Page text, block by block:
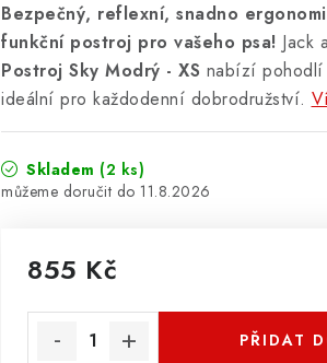
Bezpečný, reflexní, snadno
funkční postroj pro vašeho psa! Jack
Postroj Sky Modrý - XS nabízí pohodlí
ideální pro každodenní dobrodružství.
Skladem (2 ks)
11.8.2026
855 Kč
PŘIDAT